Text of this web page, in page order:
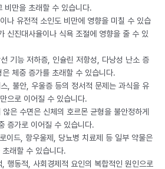
비만을 초래할 수 있습니다.
나 유전적 소인도 비만에 영향을 미칠 수 있습
신진대사율이나 식욕 조절에 영향을 줄 수 있
기능 저하증, 인슐린 저항성, 다낭성 난소 증
체중 증가를 초래할 수 있습니다.
, 불안, 우울증 등의 정서적 문제는 과식을 유
으로 이어질 수 있습니다.
은 수면은 신체의 호르몬 균형을 불안정하게
증가로 이어질 수 있습니다.
이드, 항우울제, 당뇨병 치료제 등 일부 약물은
래할 수 있습니다.
행동적, 사회경제적 요인의 복합적인 원인으로